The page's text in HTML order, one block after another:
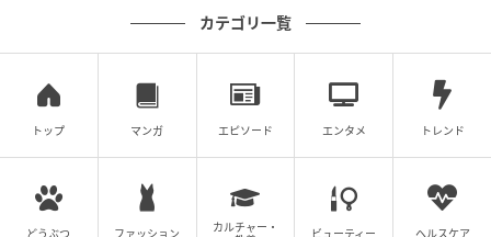
カテゴリ一覧
トップ マンガ エピソード エンタメ トレンド
どうぶつ ファッション
カルチャー・
ビューティー ヘルスケア